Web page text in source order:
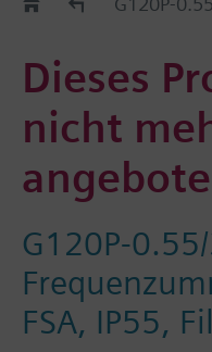
Dieses
nicht
G120P-
FSA, IP55,